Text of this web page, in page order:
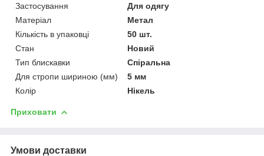
Застосування
Для одягу
Матеріал
Метал
Кількість в упаковці
50 шт.
Стан
Новий
Тип блискавки
Спіральна
Для стропи шириною (мм)
5 мм
Колір
Нікель
Приховати
Умови доставки